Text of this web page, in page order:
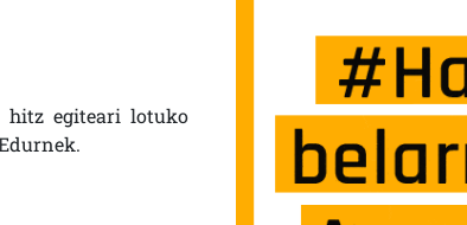
ARRISKUAK MURRIZTEAREN ALDE LANEAN. SARRERAN
hitz egiteari lotuko